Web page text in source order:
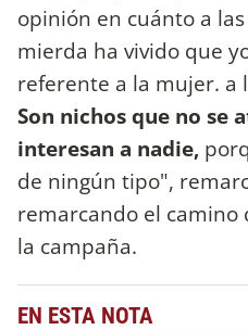
opinión en cuánto a
mierda ha vivido que
referente a la mujer. a
Son nichos que no se
interesan a nadie,
de ningún tipo",
remarcando el camino
la campaña.
EN ESTA NOTA